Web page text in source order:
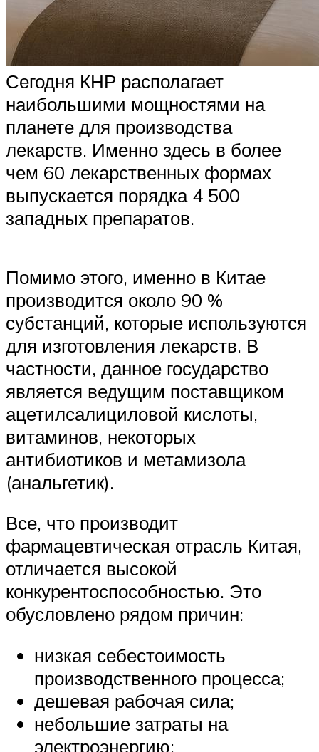
Сегодня КНР располагает
наибольшими мощностями на
планете для производства
лекарств. Именно здесь в более
чем 60 лекарственных формах
выпускается порядка 4 500
западных препаратов.
Помимо этого, именно в Китае
производится около 90 %
субстанций, которые используются
для изготовления лекарств. В
частности, данное государство
является ведущим поставщиком
ацетилсалициловой кислоты,
витаминов, некоторых
антибиотиков и метамизола
(анальгетик).
Все, что производит
фармацевтическая отрасль Китая,
отличается высокой
конкурентоспособностью. Это
обусловлено рядом причин:
низкая себестоимость
производственного процесса;
дешевая рабочая сила;
небольшие затраты на
электроэнергию;